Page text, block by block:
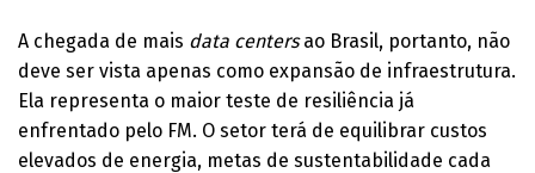
A chegada de mais data centersao Brasil, portanto, não
deve ser vista apenas como expansão de infraestrutura.
Ela representa o maior teste de resiliência já
enfrentado pelo FM. O setor terá de equilibrar custos
elevados de energia, metas de sustentabilidade cada